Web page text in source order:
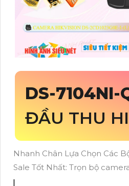
DS-7104NI-
ĐẦU THU
Nhanh Chân Lựa Chọn Các
Sale Tốt Nhất: Trọn bộ